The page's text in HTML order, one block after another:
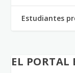
Estudiantes
EL PORTAL